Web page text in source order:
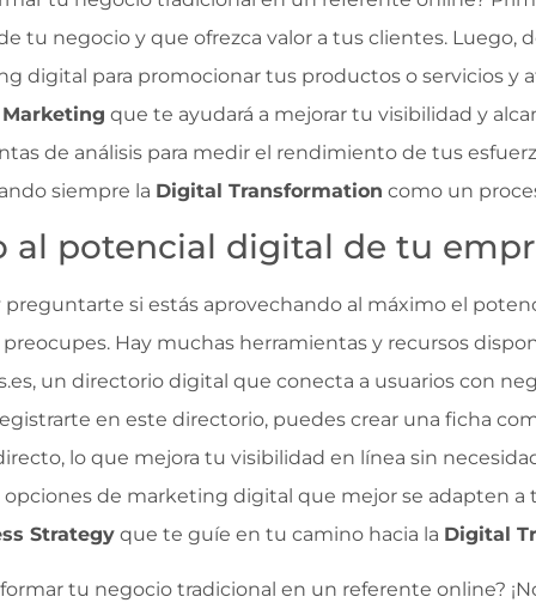
tu negocio y que ofrezca valor a tus clientes. Luego,
digital para promocionar tus productos o servicios y
que te ayudará a mejorar tu visibilidad y
de análisis para medir el rendimiento de tus
siempre la Digital Transformation como un
al potencial digital de tu
si estás aprovechando al máximo el
Hay muchas herramientas y recursos
un directorio digital que conecta a usuarios con
en este directorio, puedes crear una ficha
lo que mejora tu visibilidad en línea sin
opciones de marketing digital que mejor se adapten a
Strategyque te guíe en tu camino hacia la Digital
tu negocio tradicional en un referente online?